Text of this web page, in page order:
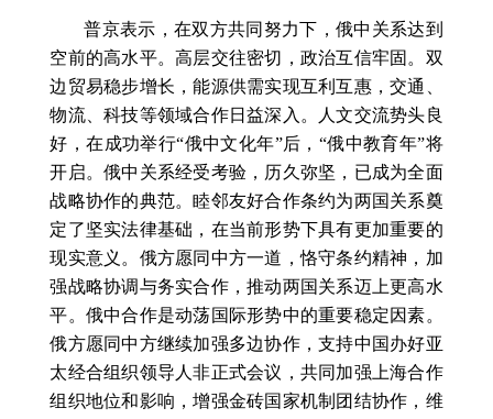
普京表示，在双方共同努力下，俄中关系达到
空前的高水平。高层交往密切，政治互信牢固。双
边贸易稳步增长，能源供需实现互利互惠，交通、
物流、科技等领域合作日益深入。人文交流势头良
好，在成功举行“俄中文化年”后，“俄中教育年”将
开启。俄中关系经受考验，历久弥坚，已成为全面
战略协作的典范。睦邻友好合作条约为两国关系奠
定了坚实法律基础，在当前形势下具有更加重要的
现实意义。俄方愿同中方一道，恪守条约精神，加
强战略协调与务实合作，推动两国关系迈上更高水
平。俄中合作是动荡国际形势中的重要稳定因素。
俄方愿同中方继续加强多边协作，支持中国办好亚
太经合组织领导人非正式会议，共同加强上海合作
组织地位和影响，增强金砖国家机制团结协作，维